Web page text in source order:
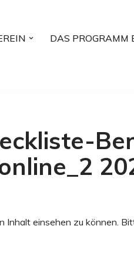
DAS PROGRAMM
Inhalt einsehen zu können.